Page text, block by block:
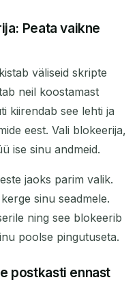
Peata vaikne
väliseid skripte
neil koostamast
kiirendab see lehti ja
eest. Vali blokeerija,
ise sinu andmeid.
jaoks parim valik.
sinu seadmele.
ning see blokeerib
poolse pingutuseta.
postkasti ennast